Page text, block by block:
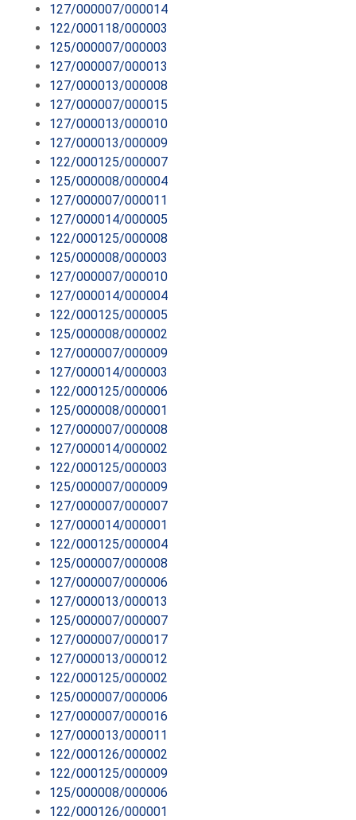
127/000007/000014
122/000118/000003
125/000007/000003
127/000007/000013
127/000013/000008
127/000007/000015
127/000013/000010
127/000013/000009
122/000125/000007
125/000008/000004
127/000007/000011
127/000014/000005
122/000125/000008
125/000008/000003
127/000007/000010
127/000014/000004
122/000125/000005
125/000008/000002
127/000007/000009
127/000014/000003
122/000125/000006
125/000008/000001
127/000007/000008
127/000014/000002
122/000125/000003
125/000007/000009
127/000007/000007
127/000014/000001
122/000125/000004
125/000007/000008
127/000007/000006
127/000013/000013
125/000007/000007
127/000007/000017
127/000013/000012
122/000125/000002
125/000007/000006
127/000007/000016
127/000013/000011
122/000126/000002
122/000125/000009
125/000008/000006
122/000126/000001